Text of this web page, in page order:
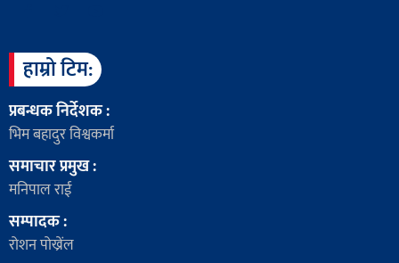
हाम्रो टिम:
प्रबन्धक निर्देशक :
भिम बहादुर विश्वकर्मा
समाचार प्रमुख :
मनिपाल राई
सम्पादक :
रोशन पोख्रेंल